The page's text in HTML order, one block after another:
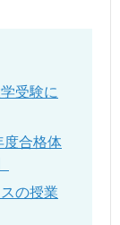
受験に
度合格体
の授業